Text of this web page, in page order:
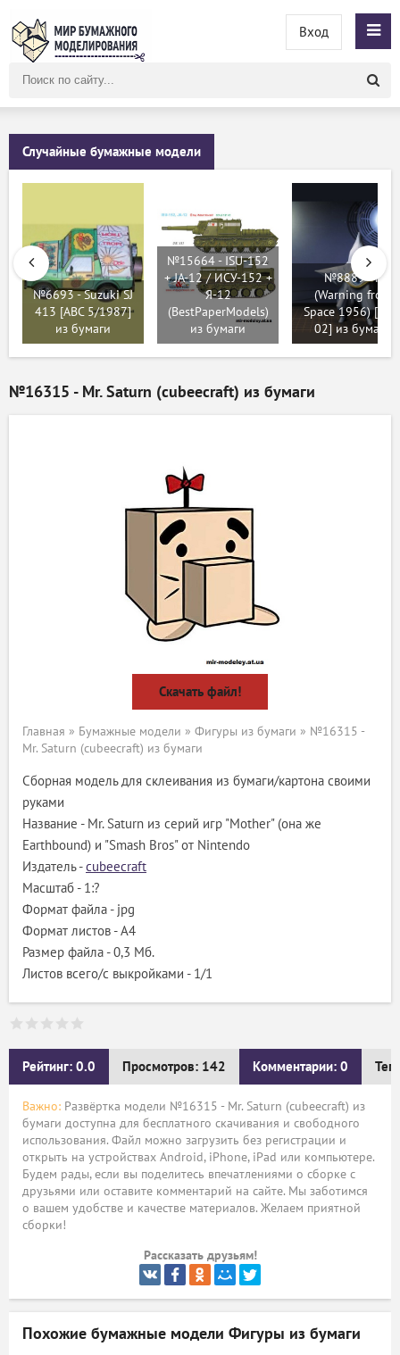
сайту
Вход
Случайные бумажные модели
№6693 - Suzuki SJ
413 [ABC 5/1987]
из бумаги
№15664 - ISU-152
+ JA-12 / ИСУ-152 +
Я-12
(BestPaperModels)
из бумаги
№8889 - P
(Warning from
Space 1956)
02] из бумаги
№16315 - Mr. Saturn (cubeecraft) из бумаги
Скачать файл!
Главная » Бумажные модели » Фигуры из бумаги » №16315 -
Mr. Saturn (cubeecraft) из бумаги
Сборная модель для склеивания из бумаги/картона своими
руками
Название - Mr. Saturn из серий игр "Mother" (она же
Earthbound) и "Smash Bros" от Nintendo
Издатель -cubeecraft
Масштаб - 1:?
Формат файла - jpg
Формат листов - A4
Размер файла - 0,3 Мб.
Листов всего/с выкройками - 1/1
Рейтинг: 0.0 Просмотров: 142 Комментарии: 0
Важно: Развёртка модели №16315 - Mr. Saturn (cubeecraft) из
бумаги доступна для бесплатного скачивания и свободного
использования. Файл можно загрузить без регистрации и
открыть на устройствах Android, iPhone, iPad или компьютере.
Будем рады, если вы поделитесь впечатлениями о сборке с
друзьями или оставите комментарий на сайте. Мы заботимся
о вашем удобстве и качестве материалов. Желаем приятной
сборки!
Рассказать друзьям!
Похожие бумажные модели Фигуры из бумаги